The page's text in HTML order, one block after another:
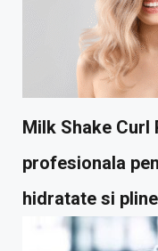
Milk Shake Curl
profesionala
hidratate si